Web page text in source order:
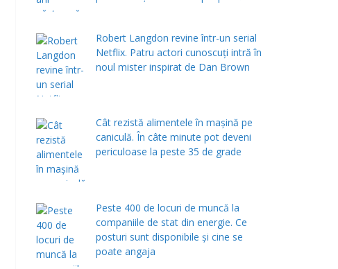
Robert Langdon revine într-un serial
Netflix. Patru actori cunoscuți intră în
noul mister inspirat de Dan Brown
Cât rezistă alimentele în mașină pe
caniculă. În câte minute pot deveni
periculoase la peste 35 de grade
Peste 400 de locuri de muncă la
companiile de stat din energie. Ce
posturi sunt disponibile și cine se
poate angaja